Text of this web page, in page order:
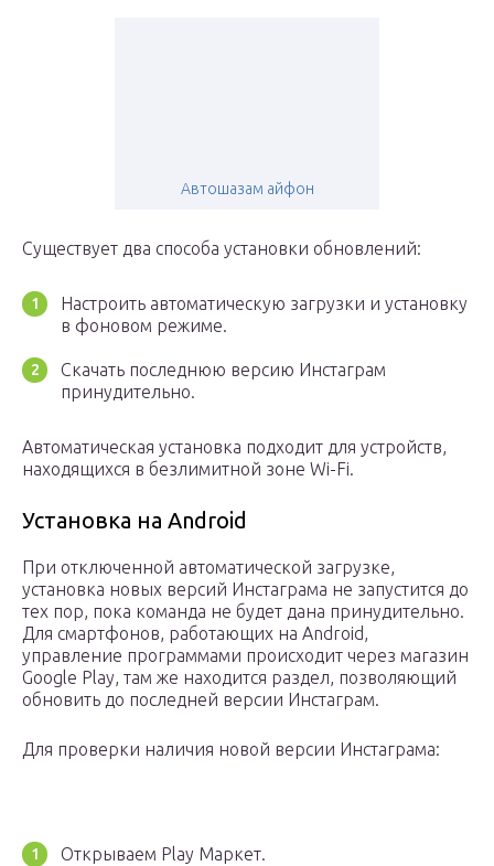
Автошазам айфон
Существует два способа установки обновлений:
Настроить автоматическую загрузки и установку
в фоновом режиме.
Скачать последнюю версию Инстаграм
принудительно.
Автоматическая установка подходит для устройств,
находящихся в безлимитной зоне Wi-Fi.
Установка на Android
При отключенной автоматической загрузке,
установка новых версий Инстаграма не запустится до
тех пор, пока команда не будет дана принудительно.
Для смартфонов, работающих на Android,
управление программами происходит через магазин
Google Play, там же находится раздел, позволяющий
обновить до последней версии Инстаграм.
Для проверки наличия новой версии Инстаграма:
Открываем Play Маркет.